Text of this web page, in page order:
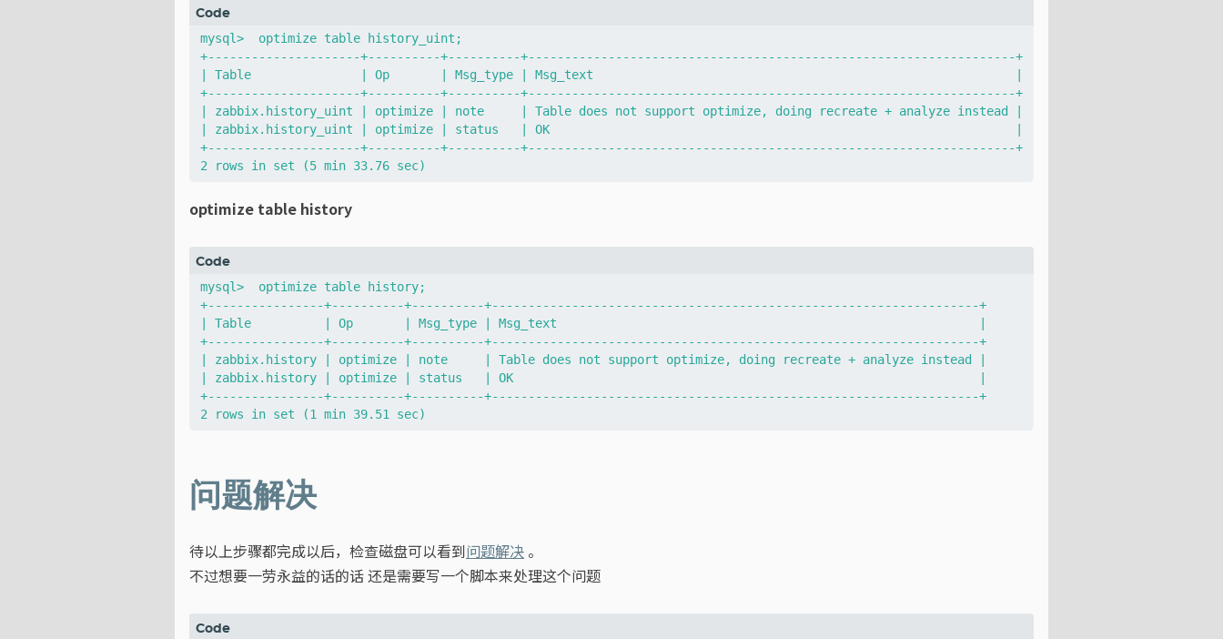
mysql>  optimize table history_uint;
+---------------------+----------+----------+-------------------------------------------------------------------+
| Table               | Op       | Msg_type | Msg_text                                                          |
+---------------------+----------+----------+-------------------------------------------------------------------+
| zabbix.history_uint | optimize | note     | Table does not support optimize, doing recreate + analyze instead |
| zabbix.history_uint | optimize | status   | OK                                                                |
+---------------------+----------+----------+-------------------------------------------------------------------+
optimize table history
mysql>  optimize table history;
+----------------+----------+----------+-------------------------------------------------------------------+
| Table          | Op       | Msg_type | Msg_text                                                          |
+----------------+----------+----------+-------------------------------------------------------------------+
| zabbix.history | optimize | note     | Table does not support optimize, doing recreate + analyze instead |
| zabbix.history | optimize | status   | OK                                                                |
+----------------+----------+----------+-------------------------------------------------------------------+
问题解决
待以上步骤都完成以后，检查磁盘可以看到问题解决 。
不过想要一劳永益的话的话 还是需要写一个脚本来处理这个问题